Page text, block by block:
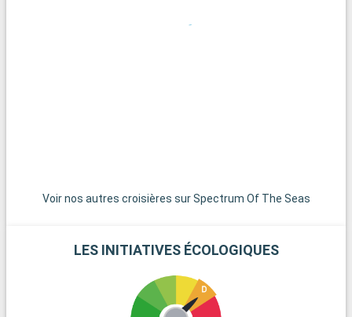
Voir nos autres croisières sur Spectrum Of The Seas
LES INITIATIVES ÉCOLOGIQUES